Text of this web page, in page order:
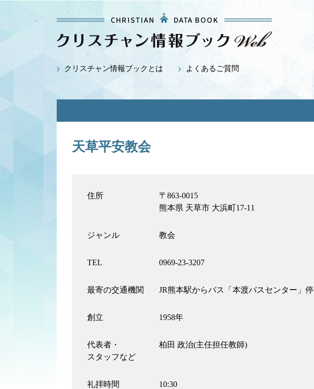
クリスチャン情報ブックとは よくあるご質問
天草平安教会
住所
〒863-0015
熊本県 天草市 大浜町17-11
ジャンル 教会
TEL 0969-23-3207
最寄の交通機関 JR熊本駅からバス「本渡バスセンター」停
創立 1958年
代表者・
スタッフなど
柏田 政治(主任担任教師)
礼拝時間 10:30